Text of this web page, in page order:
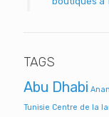
TAGS
Abu Dhabi
Tunisie Centre de la